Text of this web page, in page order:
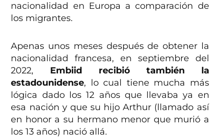
nacionalidad en Europa a comparación de
los migrantes.
Apenas unos meses después de obtener la
nacionalidad francesa, en septiembre del
2022, Embiid recibió también la
estadounidense, lo cual tiene mucha más
lógica dado los 12 años que llevaba ya en
esa nación y que su hijo Arthur (llamado así
en honor a su hermano menor que murió a
los 13 años) nació allá.